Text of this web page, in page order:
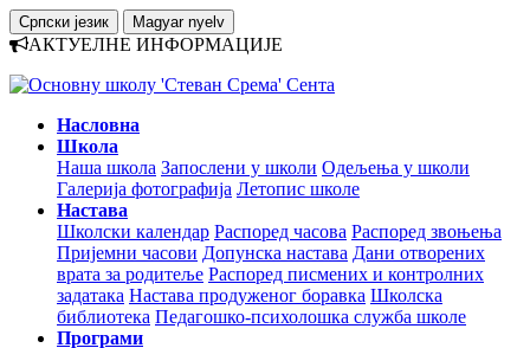
Српски језик Magyar nyelv
АКТУЕЛНЕ ИНФОРМАЦИЈЕ
Насловна
Школа
Наша школа Запослени у школи Одељења у школи
Галерија фотографија Летопис школе
Настава
Школски календар Распоред часова Распоред звоњења
Пријемни часови Допунска настава Дани отворених
врата за родитеље Распоред писмених и контролних
задатака Настава продуженог боравка Школска
библиотека Педагошко-психолошка служба школе
Програми